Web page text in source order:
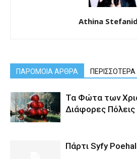
Athina
ΠΑΡΟΜΟΙΑ ΑΡΘΡΑ
Τα Φώτα των
Διάφορες Πόλεις
Πάρτι Syfy